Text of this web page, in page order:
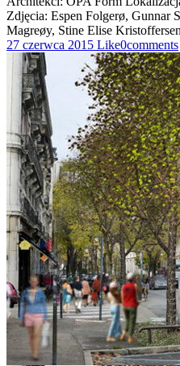
Zdjęcia: Espen Folgerø, Gunnar
Magreøy, Stine Elise
27 czerwca 2015 Like0comments